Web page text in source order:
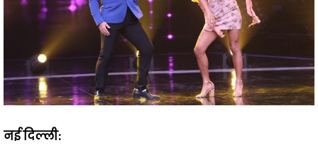
नई दिल्ली: